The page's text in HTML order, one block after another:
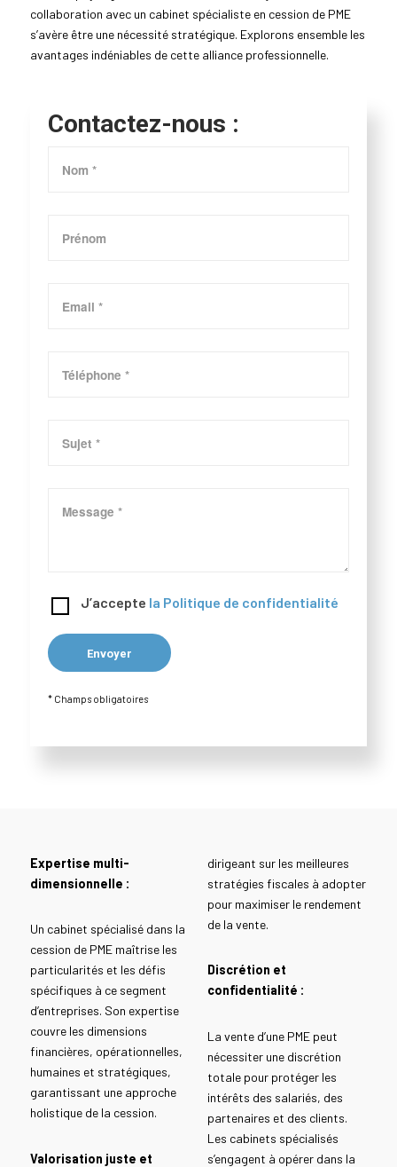
collaboration avec un cabinet spécialiste en cession de PME
s’avère être une nécessité stratégique. Explorons ensemble les
avantages indéniables de cette alliance professionnelle.
Contactez-nous :
J’accepte la Politique de confidentialité
* Champs obligatoires
Expertise multi-
dimensionnelle :
Un cabinet spécialisé dans la
cession de PME maîtrise les
particularités et les défis
spécifiques à ce segment
d’entreprises. Son expertise
couvre les dimensions
financières, opérationnelles,
humaines et stratégiques,
garantissant une approche
holistique de la cession.
Valorisation juste et
dirigeant sur les meilleures
stratégies fiscales à adopter
pour maximiser le rendement
de la vente.
Discrétion et
confidentialité :
La vente d’une PME peut
nécessiter une discrétion
totale pour protéger les
intérêts des salariés, des
partenaires et des clients.
Les cabinets spécialisés
s’engagent à opérer dans la